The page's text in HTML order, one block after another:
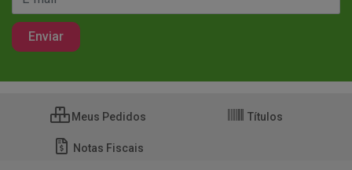
Meus Pedidos Títulos
Notas Fiscais